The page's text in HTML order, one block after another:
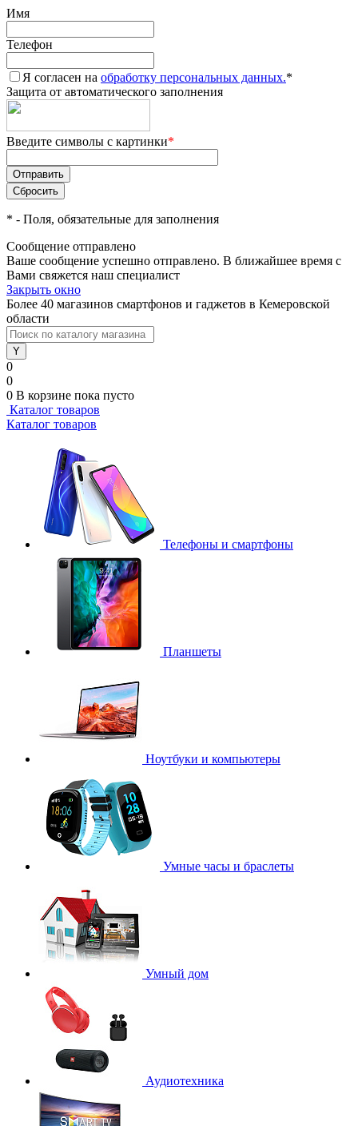
Имя
Телефон
Я согласен на обработку персональных данных.*
Защита от автоматического заполнения
Введите символы с картинки*
* - Поля, обязательные для заполнения
Сообщение отправлено
Ваше сообщение успешно отправлено. В ближайшее время с
Вами свяжется наш специалист
Закрыть окно
Более 40 магазинов смартфонов и гаджетов в Кемеровской
области
0
0
0 В корзине пока пусто
Каталог товаров
Каталог товаров
Телефоны и смартфоны
Планшеты
Ноутбуки и компьютеры
Умные часы и браслеты
Умный дом
Аудиотехника